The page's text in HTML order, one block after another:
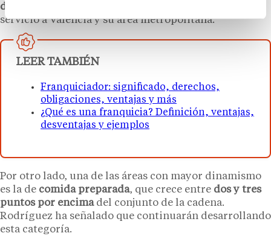
dedicada exclusivamente al canal online
servicio a Valencia y su área metropolitana.
LEER TAMBIÉN
Franquiciador: significado, derechos,
obligaciones, ventajas y más
¿Qué es una franquicia? Definición, ventajas,
desventajas y ejemplos
Por otro lado, una de las áreas con mayor dinamismo
es la de comida preparada, que crece entre dos y tres
puntos por encimadel conjunto de la cadena.
Rodríguez ha señalado que continuarán desarrollando
esta categoría.